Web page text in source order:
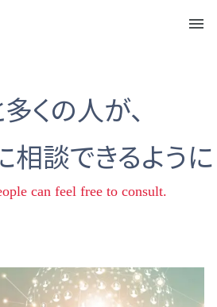
くの人が、
相談できるように
can feel free to consult.